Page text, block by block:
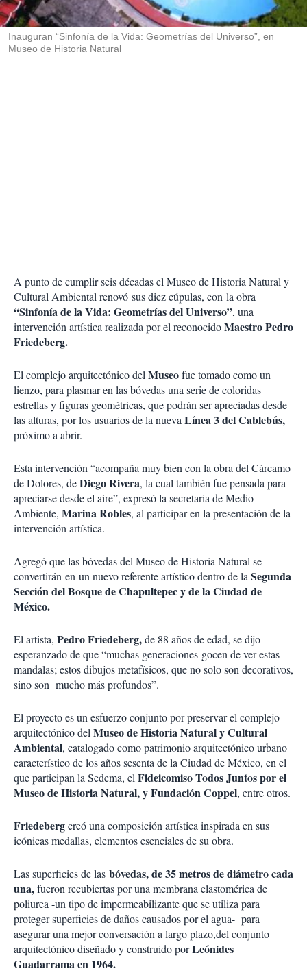
i
r
Inauguran “Sinfonía de la Vida: Geometrías del Universo”, en
Museo de Historia Natural
A punto de cumplir seis décadas el Museo de Historia Natural y
Cultural Ambiental renovó sus diez cúpulas, con la obra
“Sinfonía de la Vida: Geometrías del Universo”, una
intervención artística realizada por el reconocidoMaestro Pedro
Friedeberg.
El complejo arquitectónico delMuseofue tomado como un
lienzo, para plasmar en las bóvedas una serie de coloridas
estrellas y figuras geométricas, que podrán ser apreciadas desde
las alturas, por los usuarios de la nuevaLínea 3 del Cablebús,
próximo a abrir.
Esta intervención “acompaña muy bien con la obra del Cárcamo
de Dolores, deDiego Rivera, la cual también fue pensada para
apreciarse desde el aire”, expresó la secretaria de Medio
Ambiente, Marina Robles, al participar en la presentación de la
intervención artística.
Agregó que las bóvedas del Museo de Historia Natural se
convertirán en un nuevo referente artístico dentro de laSegunda
Sección del Bosque de Chapultepec y de la Ciudad de
México.
El artista, Pedro Friedeberg,de 88 años de edad, se dijo
esperanzado de que “muchas generaciones gocen de ver estas
mandalas; estos dibujos metafísicos, que no solo son decorativos,
sino son mucho más profundos”.
El proyecto es un esfuerzo conjunto por preservar el complejo
arquitectónico delMuseo de Historia Natural y Cultural
Ambiental, catalogado como patrimonio arquitectónico urbano
característico de los años sesenta de la Ciudad de México, en el
que participan la Sedema, elFideicomiso Todos Juntos por el
Museo de Historia Natural, y Fundación Coppel, entre otros.
Friedebergcreó una composición artística inspirada en sus
icónicas medallas, elementos esenciales de su obra.
Las superficies de las bóvedas, de 35 metros de diámetro cada
una,fueron recubiertas por una membrana elastomérica de
poliurea -un tipo de impermeabilizante que se utiliza para
proteger superficies de daños causados por el agua- para
asegurar una mejor conversación a largo plazo,del conjunto
arquitectónico diseñado y construido porLeónides
Guadarrama en 1964.